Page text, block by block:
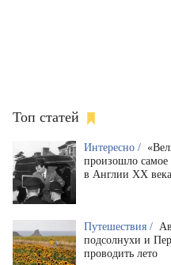
Топ статей
Интересно /
произошло самое
в Англии XX века
Путешествия /
подсолнухи и
проводить лето